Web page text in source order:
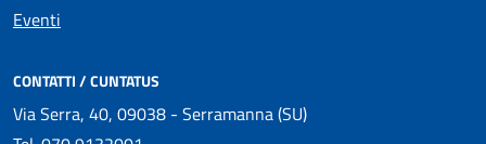
Eventi
CONTATTI / CUNTATUS
Via Serra, 40, 09038 - Serramanna (SU)